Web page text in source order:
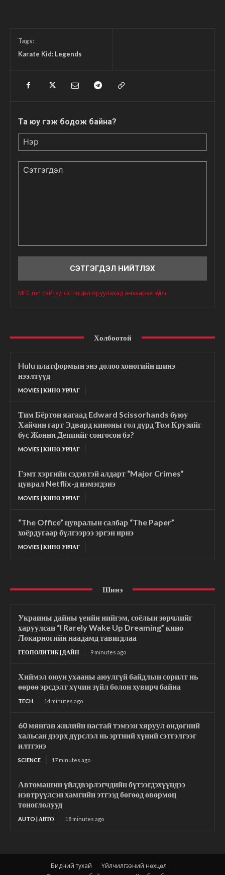
Tags:
Karate Kid: Legends
Та юу гэж бодож байна?
MFC.mn сайтад сэтгэгдэл оруулахад анхаарах зүйлс
Холбоотой
Hulu платформын энэ долоо хоногийн шинэ
нээлтүүд
MOVIES | КИНО УРЛАГ
Тим Бёртон яагаад Edward Scissorhands буюу
Хайчин гарт Эдвард киноны гол дүрд Том Крузийг
бус Жонни Деппийг сонгосон бэ?
MOVIES | КИНО УРЛАГ
Гэмт хэргийн сэдэвтэй алдарт “Major Crimes”
цуврал Netflix-д нэмэгдэнэ
MOVIES | КИНО УРЛАГ
“The Office” цувралын салбар “The Paper”
хоёрдугаар бүлгээрээ эргэн ирнэ
MOVIES | КИНО УРЛАГ
Шинэ
Украины дайны үеийн нийгэм, соёлын зөрчлийг
харуулсан “I Rarely Wake Up Dreaming” кино
Локарногийн наадамд тавигдлаа
ГЕОПОЛИТИК | ДАЙН 9 minutes ago
Хиймэл оюун ухааны аюулгүй байдлын сорилт нь
өөрөө эрсдэлт хүчин зүйл болон хувирч байна
TECH 14 minutes ago
60 мянган жилийн настай тэмээн хяруул өндөгний
хальсан дээрх дүрслэл нь эртний хүний сэтгэлгээг
илтгэнэ
SCIENCE 17 minutes ago
Автомашин үйлдвэрлэгчдийн бүтээгдэхүүндээ
нэвтрүүлсэн хамгийн этгээд бөгөөд өвөрмөц
тоноглолууд
AUTO | АВТО 18 minutes ago
Бидний тухай
Үйлчилгээний нөхцөл